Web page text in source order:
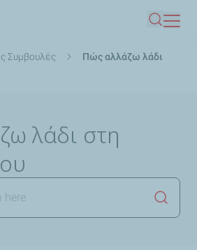
το
Συμβουλές
Πώς αλλάζω λάδι
λάδι στη